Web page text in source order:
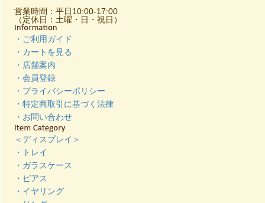
営業時間：平日10:00-17:00
（定休日：土曜・日・祝日）
・ご利用ガイド
・カートを見る
・店舗案内
・会員登録
・プライバシーポリシー
・特定商取引に基づく法律
・お問い合わせ
＜ディスプレイ＞
・トレイ
・ガラスケース
・ピアス
・イヤリング